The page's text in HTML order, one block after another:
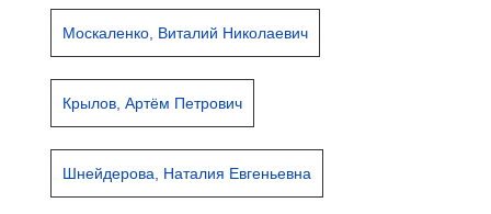
Москаленко, Виталий Николаевич
Крылов, Артём Петрович
Шнейдерова, Наталия Евгеньевна